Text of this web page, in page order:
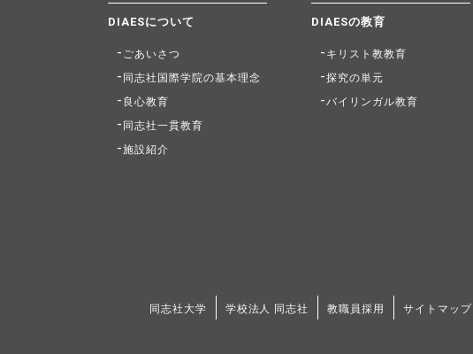
DIAESについて
ごあいさつ
同志社国際学院の基本理念
良心教育
同志社一貫教育
施設紹介
DIAESの教育
キリスト教教育
探究の単元
バイリンガル教育
同志社大学 学校法人 同志社 教職員採用 サイトマップ